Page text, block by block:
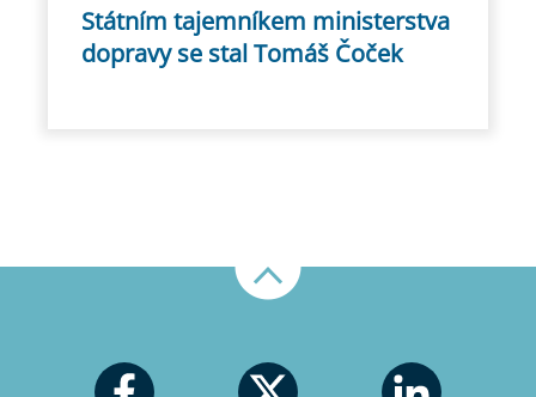
Státním tajemníkem ministerstva
dopravy se stal Tomáš Čoček